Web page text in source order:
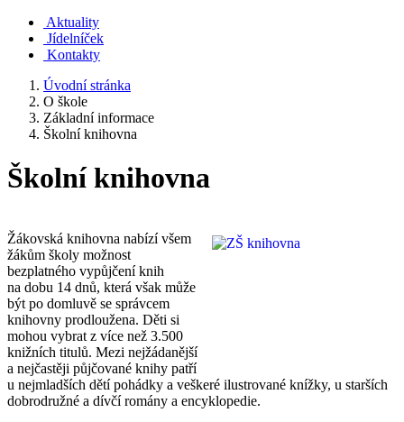
Aktuality
Jídelníček
Kontakty
Úvodní stránka
O škole
Základní informace
Školní knihovna
Školní knihovna
Žákovská knihovna nabízí všem
žákům školy možnost
bezplatného vypůjčení knih
na dobu 14 dnů, která však může
být po domluvě se správcem
knihovny prodloužena. Děti si
mohou vybrat z více než 3.500
knižních titulů. Mezi nejžádanější
a nejčastěji půjčované knihy patří
u nejmladších dětí pohádky a veškeré ilustrované knížky, u starších
dobrodružné a dívčí romány a encyklopedie.